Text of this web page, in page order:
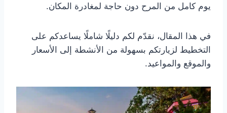
يوم كامل من المرح دون حاجة لمغادرة المكان.
في هذا المقال، نقدّم لكم دليلًا شاملًا يساعدكم على
التخطيط لزيارتكم بسهولة من الأنشطة إلى الأسعار
والموقع والمواعيد.